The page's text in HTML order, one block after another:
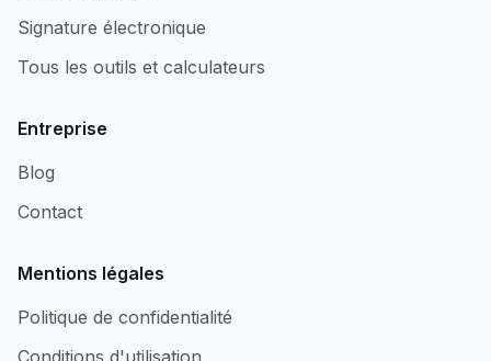
Signature électronique
Tous les outils et calculateurs
Entreprise
Blog
Contact
Mentions légales
Politique de confidentialité
Conditions d'utilisation